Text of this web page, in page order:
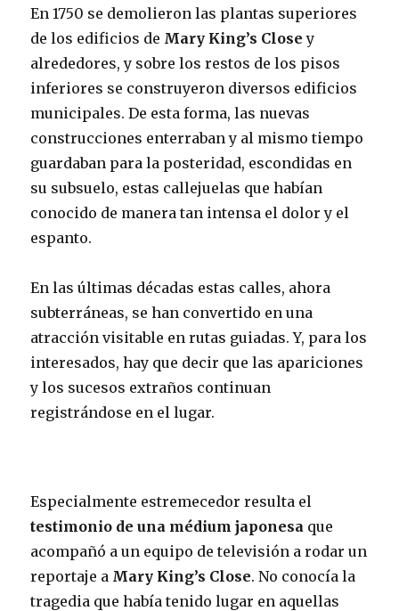
En 1750 se demolieron las plantas superiores
de los edificios de Mary King’s Close y
alrededores, y sobre los restos de los pisos
inferiores se construyeron diversos edificios
municipales. De esta forma, las nuevas
construcciones enterraban y al mismo tiempo
guardaban para la posteridad, escondidas en
su subsuelo, estas callejuelas que habían
conocido de manera tan intensa el dolor y el
espanto.
En las últimas décadas estas calles, ahora
subterráneas, se han convertido en una
atracción visitable en rutas guiadas. Y, para los
interesados, hay que decir que las apariciones
y los sucesos extraños continuan
registrándose en el lugar.
Especialmente estremecedor resulta el
testimonio de una médium japonesa que
acompañó a un equipo de televisión a rodar un
reportaje a Mary King’s Close. No conocía la
tragedia que había tenido lugar en aquellas